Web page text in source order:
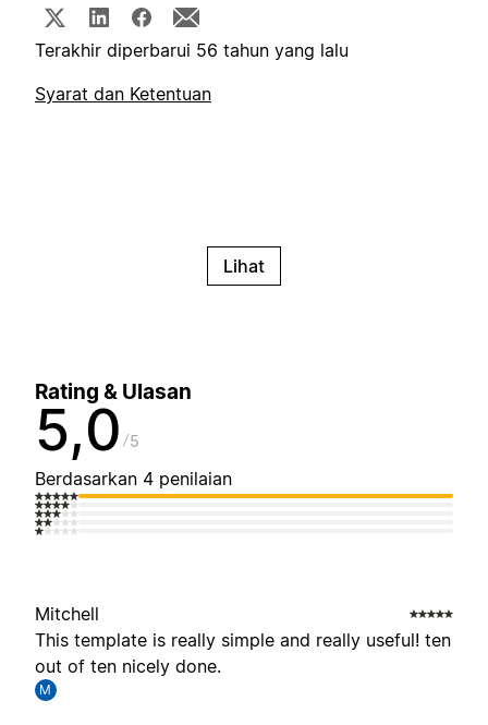
Terakhir diperbarui 56 tahun yang lalu
Syarat dan Ketentuan
Lihat
Rating & Ulasan
5,0 5
Berdasarkan 4 penilaian
Mitchell
This template is really simple and really useful! ten
out of ten nicely done.
M